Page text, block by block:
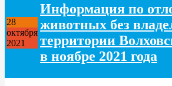
28
октября
2021
Информация по
животных без
территории
в ноябре 2021 года